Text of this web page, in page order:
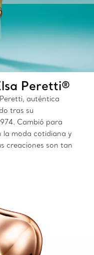
Peretti®
auténtica
tras su
Cambió para
la moda cotidiana y
creaciones son tan